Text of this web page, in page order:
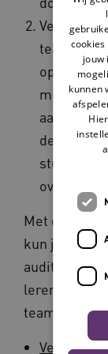
op het
de
stuurt dat
Met de
kun je
audits en
leren en
teamniveau.
jouw
kunnen